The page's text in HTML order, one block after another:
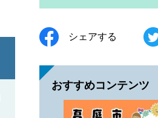
シェアする
おすすめコンテンツ